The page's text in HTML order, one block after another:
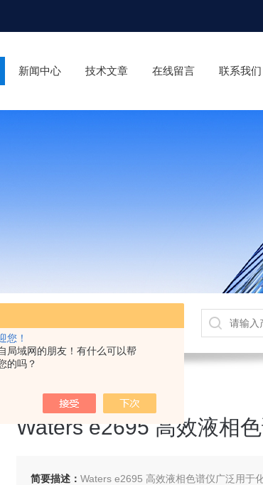
您！
局域网的朋友！有什么可以帮
的吗？
新闻中心 技术文章 在线留言 联系我们
,实验室搬家,仪器培训
Waters e2695 高效液相
简要描述： Waters e2695 高效液相色谱仪广泛用于